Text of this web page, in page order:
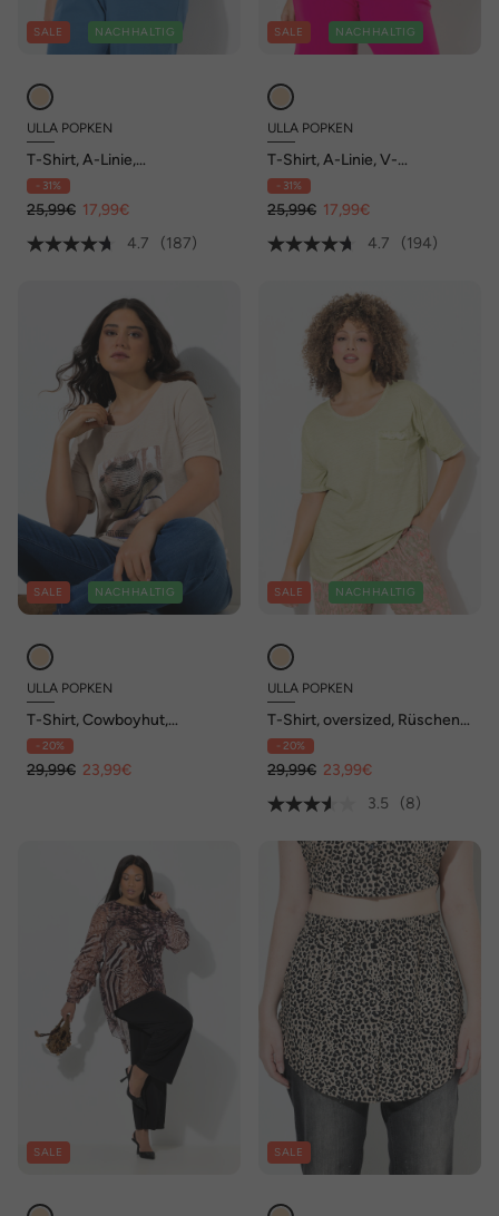
SALE NACHHALTIG
ULLA POPKEN
T-Shirt, A-Linie,
Rundhalsausschnitt, Halbarm
- 31%
25,99€ 17,99€
4.7
(187)
SALE NACHHALTIG
ULLA POPKEN
T-Shirt, A-Linie, V-
Ausschnitt, Halbarm
- 31%
25,99€ 17,99€
4.7
(194)
SALE NACHHALTIG
ULLA POPKEN
T-Shirt, Cowboyhut,
Oversized, Rundhals,
Halbarm
- 20%
29,99€ 23,99€
SALE NACHHALTIG
ULLA POPKEN
T-Shirt, oversized, Rüschen-
Brusttasche, Halbarm
- 20%
29,99€ 23,99€
3.5
(8)
SALE SALE